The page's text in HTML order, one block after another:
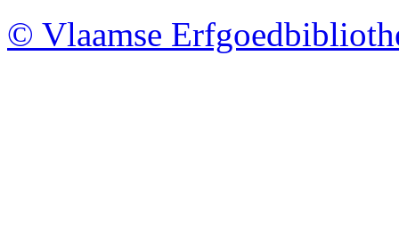
© Vlaamse